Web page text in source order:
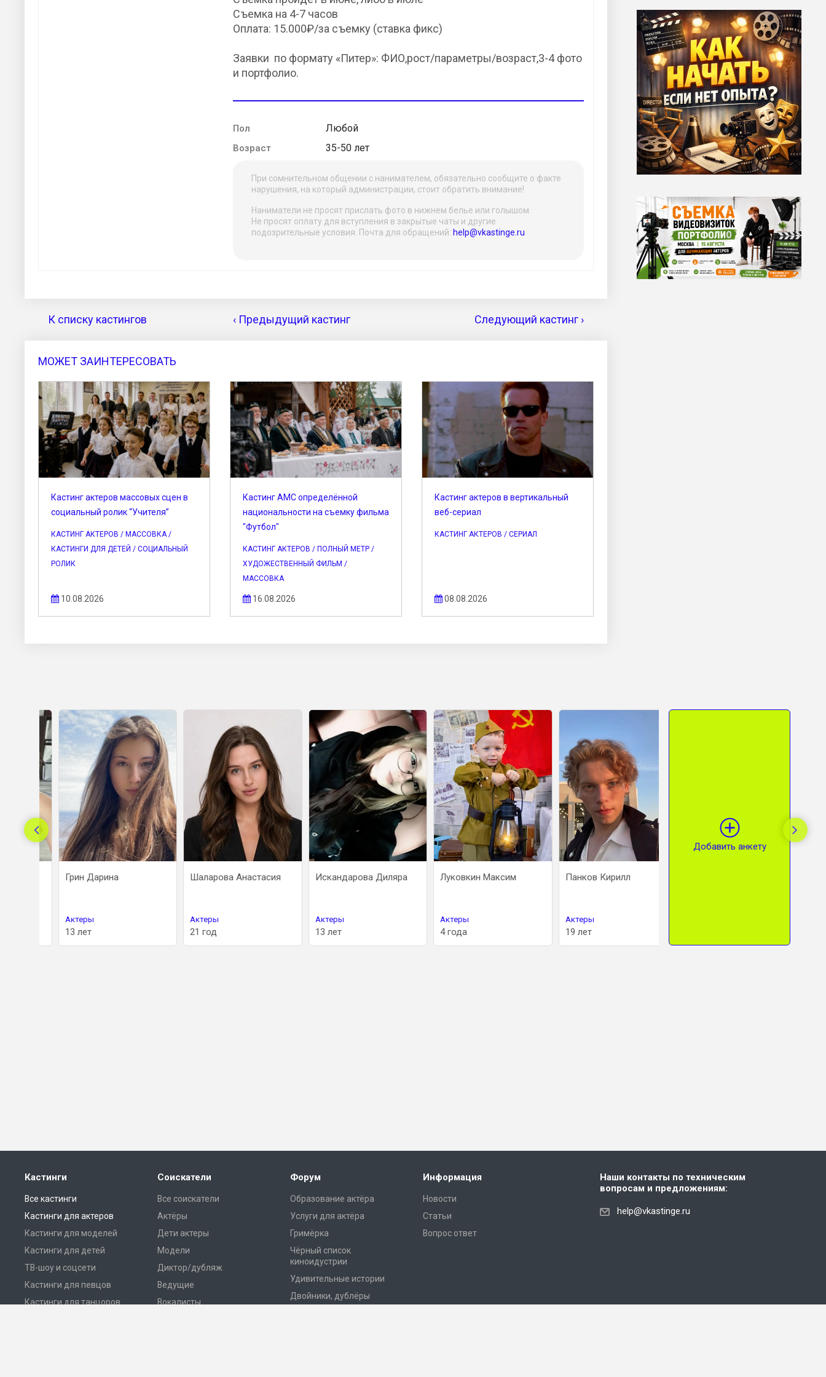
Съемка на 4-7 часов
Оплата: 15.000₽/за съемку (ставка фикс)
Заявки по формату «Питер»: ФИО,рост/параметры/возраст,3-4 фото
и портфолио.
Пол Любой
Возраст 35-50 лет
При сомнительном общении с нанимателем, обязательно сообщите о факте
нарушения, на который администрации, стоит обратить внимание!
Наниматели не просят прислать фото в нижнем белье или голышом.
Не просят оплату для вступления в закрытые чаты и другие
подозрительные условия. Почта для обращений: help@vkastinge.ru
К списку кастингов ‹ Предыдущий кастинг Следующий кастинг ›
МОЖЕТ ЗАИНТЕРЕСОВАТЬ
Кастинг актеров массовых сцен в
социальный ролик “Учителя”
КАСТИНГ АКТЕРОВ / МАССОВКА /
КАСТИНГИ ДЛЯ ДЕТЕЙ / СОЦИАЛЬНЫЙ
РОЛИК
10.08.2026
Кастинг АМС определённой
национальности на съемку фильма
"Футбол"
КАСТИНГ АКТЕРОВ / ПОЛНЫЙ МЕТР /
ХУДОЖЕСТВЕННЫЙ ФИЛЬМ /
МАССОВКА
16.08.2026
Кастинг актеров в вертикальный
веб-сериал
КАСТИНГ АКТЕРОВ / СЕРИАЛ
08.08.2026
Грин Дарина
Актеры
13 лет
Шаларова Анастасия
Актеры
21 год
Искандарова Диляра
Актеры
13 лет
Луковкин Максим
Актеры
4 года
Панков Кирилл
Актеры
19 лет
Добавить анкету
Кастинги
Все кастинги
Кастинги для актеров
Кастинги для моделей
Кастинги для детей
ТВ-шоу и соцсети
Кастинги для певцов
Кастинги для танцоров
Соискатели
Все соискатели
Актёры
Дети актеры
Модели
Диктор/дубляж
Ведущие
Вокалисты
Форум
Образование актёра
Услуги для актёра
Гримёрка
Чёрный список
киноидустрии
Удивительные истории
Двойники, дублёры
Информация
Новости
Статьи
Вопрос ответ
Наши контакты по техническим
вопросам и предложениям:
help@vkastinge.ru